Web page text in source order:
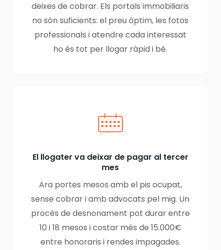
deixes de cobrar. Els portals immobiliaris
no són suficients: el preu òptim, les fotos
professionals i atendre cada interessat
ho és tot per llogar ràpid i bé.
El llogater va deixar de pagar al tercer
mes
Ara portes mesos amb el pis ocupat,
sense cobrar i amb advocats pel mig. Un
procés de desnonament pot durar entre
10 i 18 mesos i costar més de 15.000€
entre honoraris i rendes impagades.